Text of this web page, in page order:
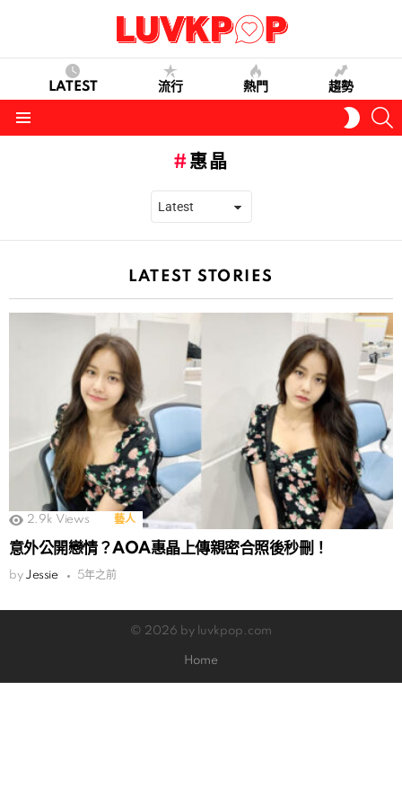
LATEST 流行 熱門 趨勢
SKIN
惠晶
LATEST STORIES
2.9k Views 藝人
意外公開戀情？AOA惠晶上傳親密合照後秒刪！
by Jessie 5年之前
© 2026 by luvkpop.com
Home